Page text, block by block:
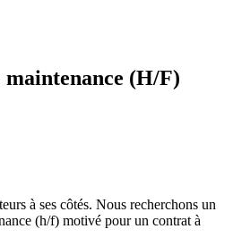
maintenance (H/F)
à ses côtés. Nous recherchons un
(h/f) motivé pour un contrat à